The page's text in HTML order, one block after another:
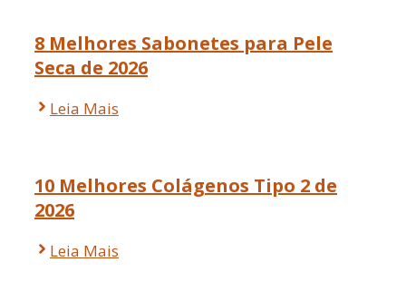
8 Melhores Sabonetes para Pele
Seca de 2026
Leia Mais
10 Melhores Colágenos Tipo 2 de
2026
Leia Mais